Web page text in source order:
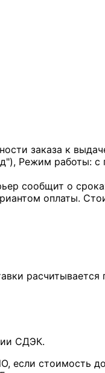
заказа к
Режим работы: с
сообщит о
оплаты.
расчитывается
СДЭК.
стоимость